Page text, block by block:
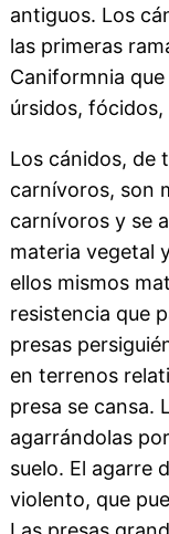
antiguos. Los
las primeras
Caniformnia
úrsidos,
Los cánidos, de
carnívoros, son
carnívoros y se
materia vegetal
ellos mismos
resistencia que
presas
en terrenos
presa se cansa.
agarrándolas
suelo. El agarre
violento, que